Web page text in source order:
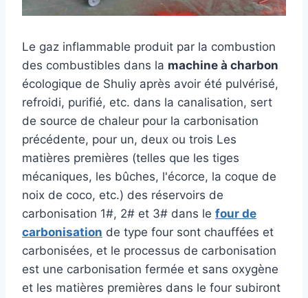
Le gaz inflammable produit par la combustion
des combustibles dans la machine à charbon
écologique de Shuliy après avoir été pulvérisé,
refroidi, purifié, etc. dans la canalisation, sert
de source de chaleur pour la carbonisation
précédente, pour un, deux ou trois Les
matières premières (telles que les tiges
mécaniques, les bûches, l'écorce, la coque de
noix de coco, etc.) des réservoirs de
carbonisation 1#, 2# et 3# dans le four de
carbonisation de type four sont chauffées et
carbonisées, et le processus de carbonisation
est une carbonisation fermée et sans oxygène
et les matières premières dans le four subiront